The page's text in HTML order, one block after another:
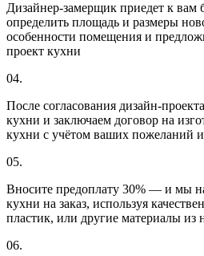
Дизайнер-замерщик приедет к вам
определить площадь и размеры
особенности помещения и
проект кухни
04.
После согласования дизайн-
кухни и заключаем договор на
кухни с учётом ваших пожеланий
05.
Вносите предоплату 30% — и мы
кухни на заказ, используя
пластик, или другие материалы из
06.